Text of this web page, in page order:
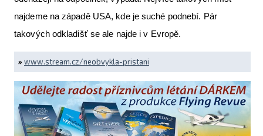
najdeme na západě USA, kde je suché podnebí. Pár
takových odkladišť se ale najde i v Evropě.
» www.stream.cz/neobvykla-pristani